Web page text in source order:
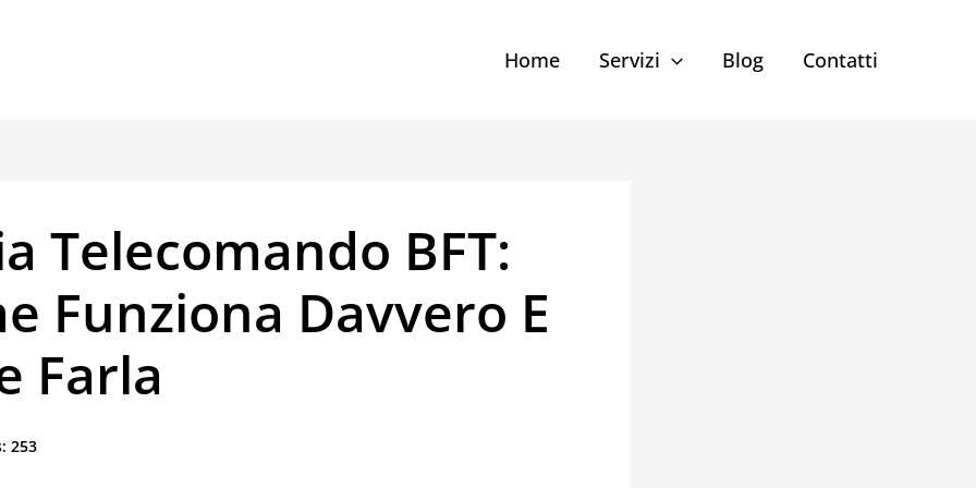
Home Servizi Blog Contatti
Telecomando BFT:
Funziona Davvero E
Farla
253